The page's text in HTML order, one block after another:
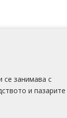
се занимава с
и пазарите